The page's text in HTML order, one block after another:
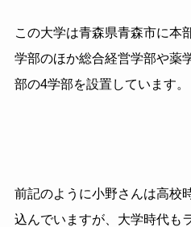
この大学は青森県青森市に本
学部のほか総合経営学部や薬
部の4学部を設置しています。
前記のように小野さんは高校
込んでいますが、大学時代も